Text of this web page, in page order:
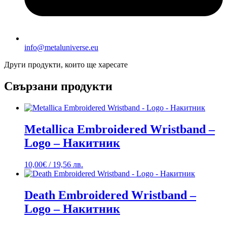
info@metaluniverse.eu
Други продукти, които ще харесате
Свързани продукти
Metallica Embroidered Wristband –
Logo – Накитник
10,00€ / 19,56 лв.
Death Embroidered Wristband –
Logo – Накитник